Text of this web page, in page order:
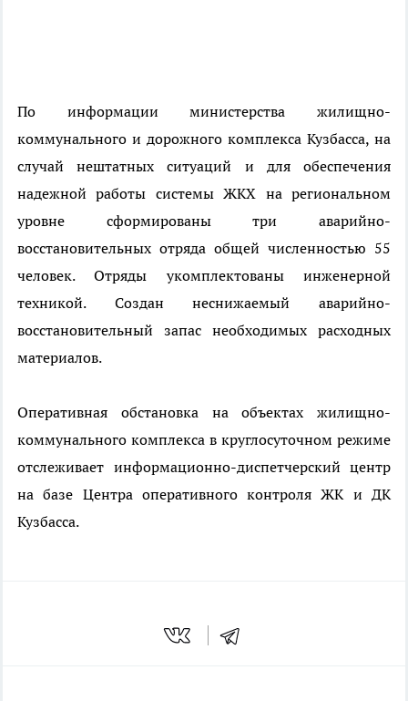
По информации министерства жилищно-
коммунального и дорожного комплекса Кузбасса, на
случай нештатных ситуаций и для обеспечения
надежной работы системы ЖКХ на региональном
уровне сформированы три аварийно-
восстановительных отряда общей численностью 55
человек. Отряды укомплектованы инженерной
техникой. Создан неснижаемый аварийно-
восстановительный запас необходимых расходных
материалов.
Оперативная обстановка на объектах жилищно-
коммунального комплекса в круглосуточном режиме
отслеживает информационно-диспетчерский центр
на базе Центра оперативного контроля ЖК и ДК
Кузбасса.